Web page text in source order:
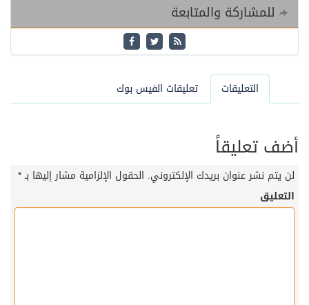
للمشاركة والمتابعة
التعليقات تعليقات الفيس بوك
أضف تعليقاً
لن يتم نشر عنوان بريدك الإلكتروني. الحقول الإلزامية مشار إليها بـ*
التعليق